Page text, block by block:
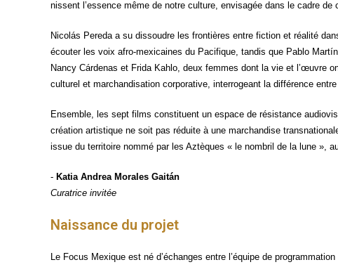
nissent l’essence même de notre culture, envi­sa­gée dans le cadre
Nicolás Per­eda a su dis­soudre les fron­tières entre fic­tion et réa­li­té
écou­ter les voix afro-mexi­caines du Paci­fique, tan­dis que Pablo
Nan­cy Cár­de­nas et Fri­da Kah­lo, deux femmes dont la vie et l’œuvre
cultu­rel et mar­chan­di­sa­tion cor­po­ra­tive, inter­ro­geant la dif­fé­rence
Ensemble, les sept films consti­tuent un espace de résis­tance
créa­tion artis­tique ne soit pas réduite à une mar­chan­dise
issue du ter­ri­toire nom­mé par les Aztèques « le nom­bril de la lune »,
- Katia Andrea Morales Gaitán
Cura­trice invitée
Naissance du projet
Le Focus Mexique est né d’échanges entre l’équipe de pro­gram­ma­tion